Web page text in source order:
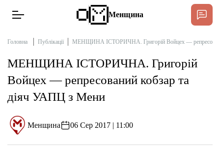
Новини
Тексти
Підтримати
Менщина
Головна Публікації МЕНЩИНА ІСТОРИЧНА. Григорій Войцех —
МЕНЩИНА ІСТОРИЧНА. Григорій
Войцех — репресований кобзар та
діяч УАПЦ з Мени
Менщина 06 Сер 2017 | 11:00